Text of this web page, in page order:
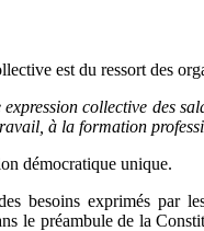
est du ressort des
expression collective des
à la formation
démocratique unique.
besoins exprimés par
le préambule de la